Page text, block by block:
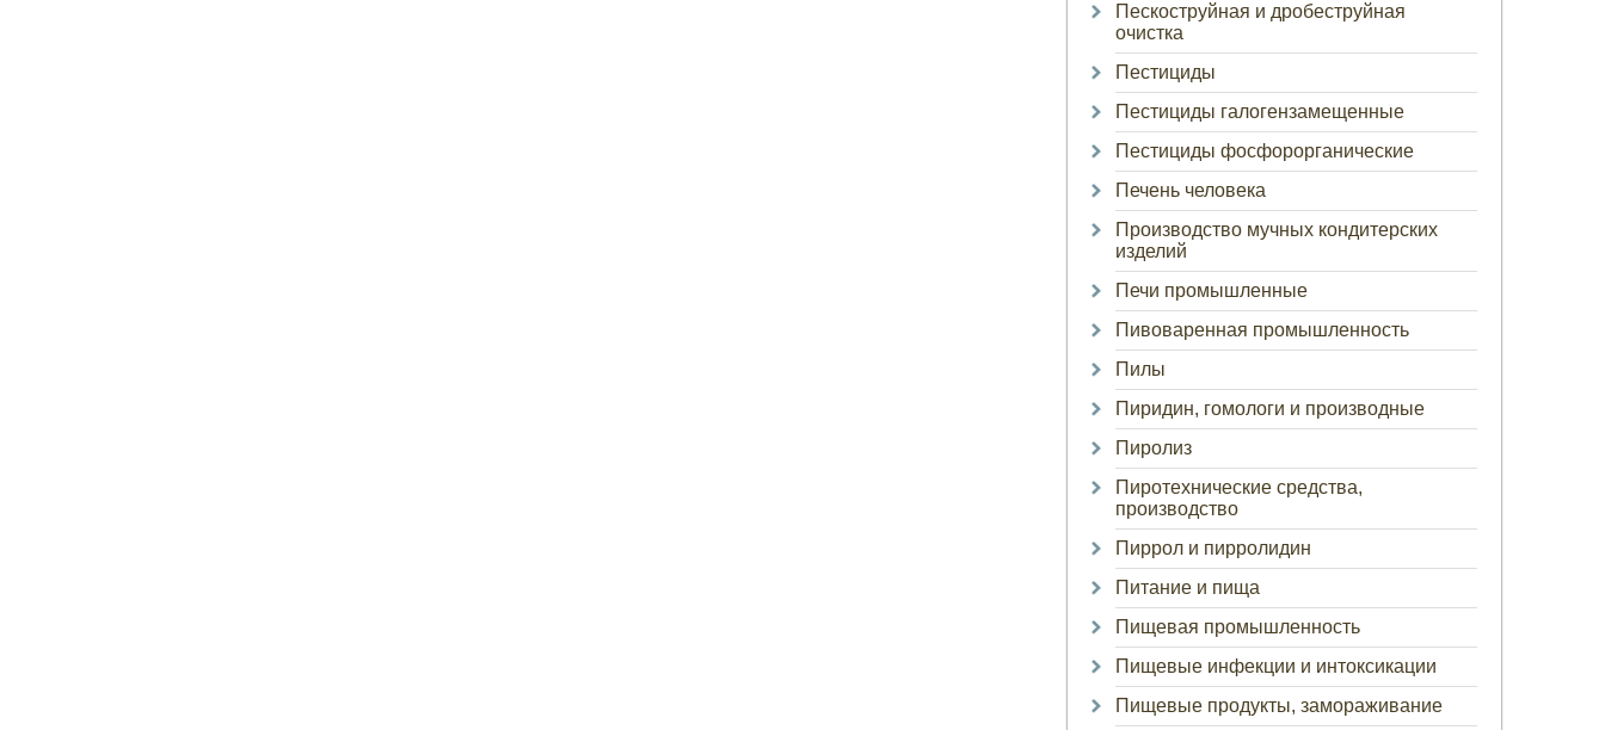
Пескоструйная и дробеструйная
очистка
Пестициды
Пестициды галогензамещенные
Пестициды фосфорорганические
Печень человека
Производство мучных кондитерских
изделий
Печи промышленные
Пивоваренная промышленность
Пилы
Пиридин, гомологи и производные
Пиролиз
Пиротехнические средства,
производство
Пиррол и пирролидин
Питание и пища
Пищевая промышленность
Пищевые инфекции и интоксикации
Пищевые продукты, замораживание